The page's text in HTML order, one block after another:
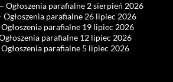
Ogłoszenia parafialne 2 sierpień 2026
Ogłoszenia parafialne 26 lipiec 2026
parafialne 19 lipiec 2026
parafialne 12 lipiec 2026
parafialne 5 lipiec 2026